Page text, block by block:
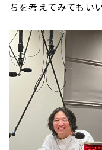
ちを考えてみてもい